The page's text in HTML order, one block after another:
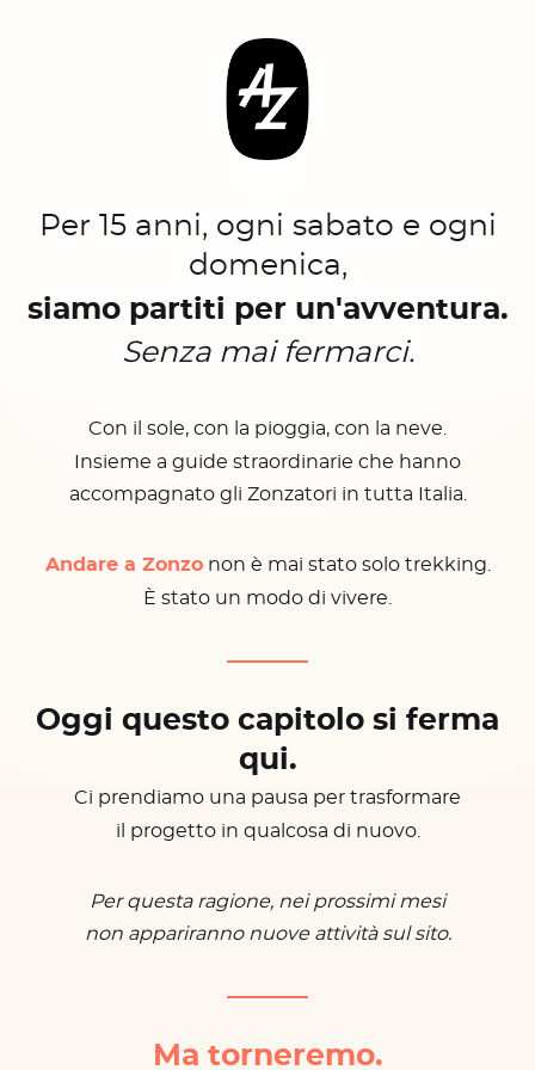
Per 15 anni, ogni sabato e ogni
domenica,
siamo partiti per un'avventura.
Senza mai fermarci.
Con il sole, con la pioggia, con la neve.
Insieme a guide straordinarie che hanno
accompagnato gli Zonzatori in tutta Italia.
Andare a Zonzonon è mai stato solo trekking.
È stato un modo di vivere.
Oggi questo capitolo si ferma
qui.
Ci prendiamo una pausa per trasformare
il progetto in qualcosa di nuovo.
Per questa ragione, nei prossimi mesi
non appariranno nuove attività sul sito.
Ma torneremo.